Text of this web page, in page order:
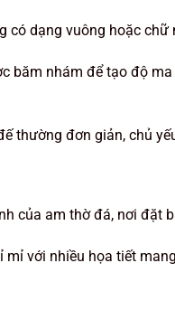
có dạng vuông hoặc chữ
băm nhám để tạo độ
thường đơn giản, chủ
của am thờ đá, nơi đặt
với nhiều họa tiết